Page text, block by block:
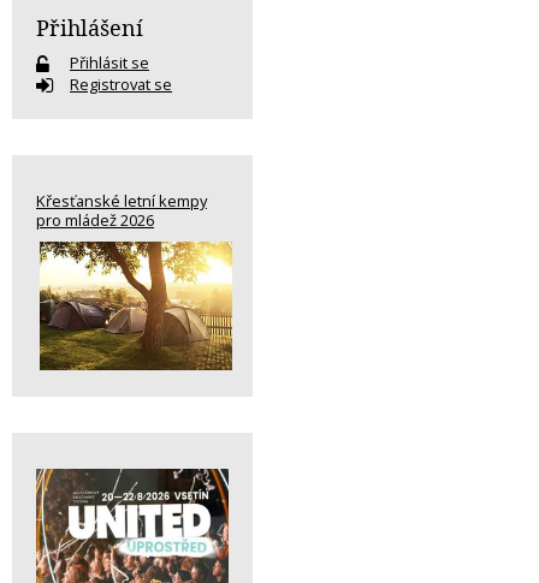
Přihlášení
Přihlásit se
Registrovat se
Křesťanské letní kempy
pro mládež 2026